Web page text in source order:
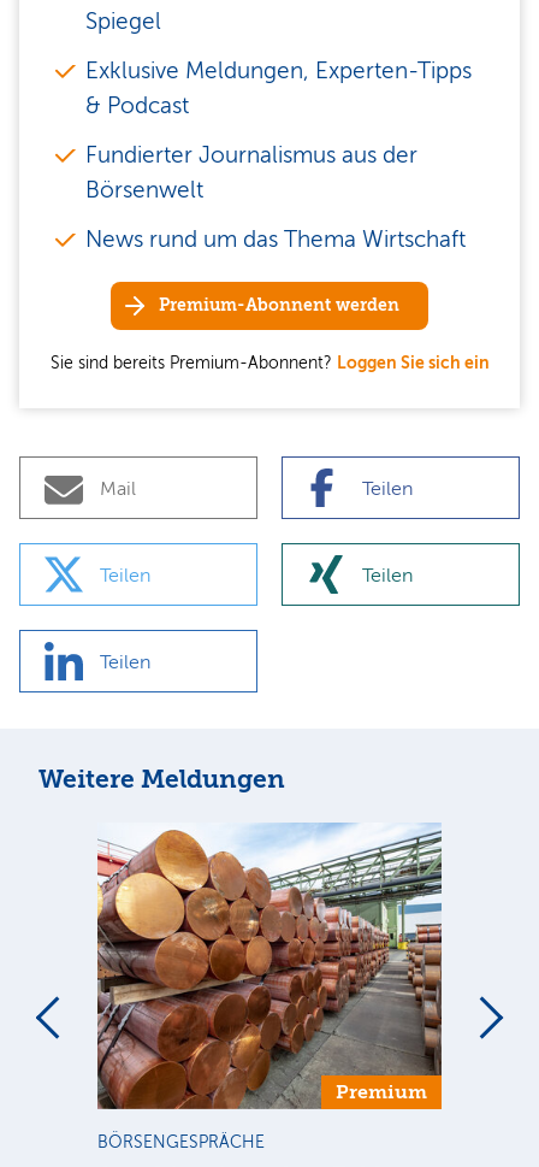
Spiegel
Exklusive Meldungen, Experten-Tipps
& Podcast
Fundierter Journalismus aus der
Börsenwelt
News rund um das Thema Wirtschaft
Premium-Abonnent werden
Sie sind bereits Premium-Abonnent? Loggen Sie sich ein
Mail Teilen
Teilen Teilen
Teilen
Weitere Meldungen
Premium
BÖRSENGESPRÄCHE